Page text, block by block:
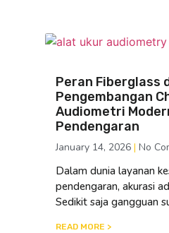
Peran Fiberglass
Pengembangan
Audiometri
Pendengaran
January 14, 2026 No
Dalam dunia layanan
pendengaran, akurasi
Sedikit saja gangguan
READ MORE >